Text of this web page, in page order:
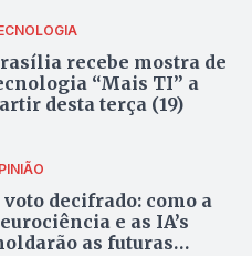
recebe mostra de
“Mais TI” a
desta terça (19)
voto decifrado: como a
e as IA’s
as futuras